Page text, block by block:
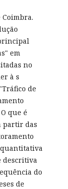
em
no
à s
de
que é
partir das
quantitativa
descritiva
do
de